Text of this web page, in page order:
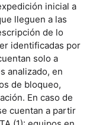
inicial a
lleguen a las
de lo
identificadas por
solo a
analizado, en
de bloqueo,
En caso de
cuentan a partir